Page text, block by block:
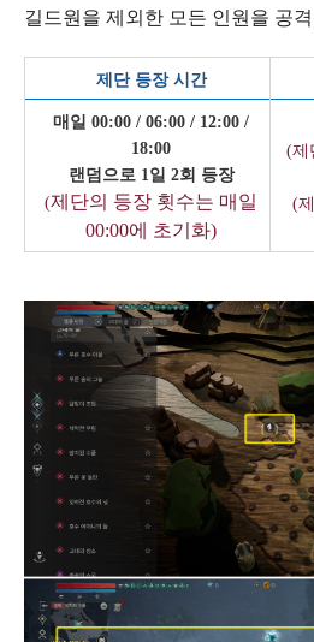
길드원을 제외한 모든 인원을 공
제단 등장 시간
매일 00:00 / 06:00 / 12:00 /
18:00
랜덤으로 1일 2회 등장
(제단의 등장 횟수는 매일
00:00에 초기화)
(제
(